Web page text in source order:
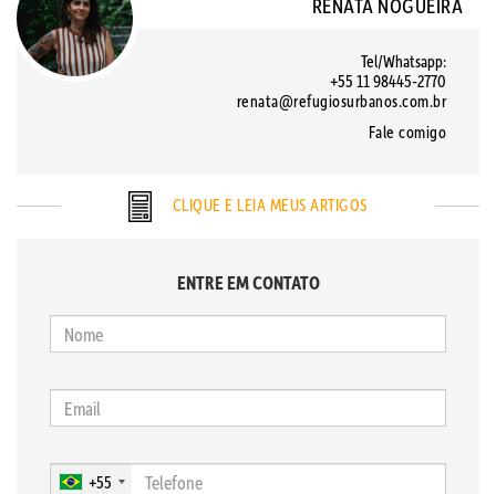
Tel/Whatsapp:
+55 11 98445-2770
renata@refugiosurbanos.com.br
Fale comigo
CLIQUE E LEIA MEUS ARTIGOS
ENTRE EM CONTATO
+55